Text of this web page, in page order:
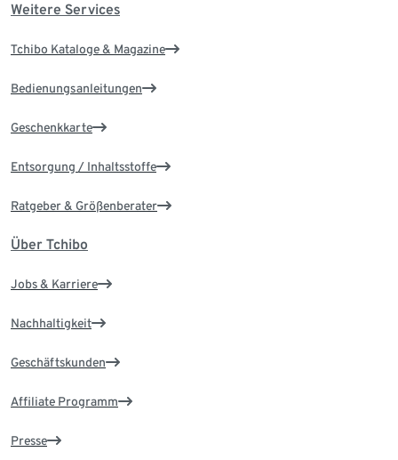
Weitere Services
Tchibo Kataloge & Magazine
Bedienungsanleitungen
Geschenkkarte
Entsorgung / Inhaltsstoffe
Ratgeber & Größenberater
Über Tchibo
Jobs & Karriere
Nachhaltigkeit
Geschäftskunden
Affiliate Programm
Presse